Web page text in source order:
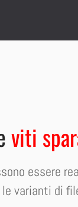
viti
essere
varianti di